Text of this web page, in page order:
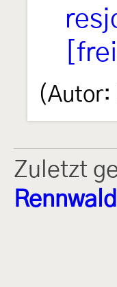
(Autor:
Zuletzt
Rennwald